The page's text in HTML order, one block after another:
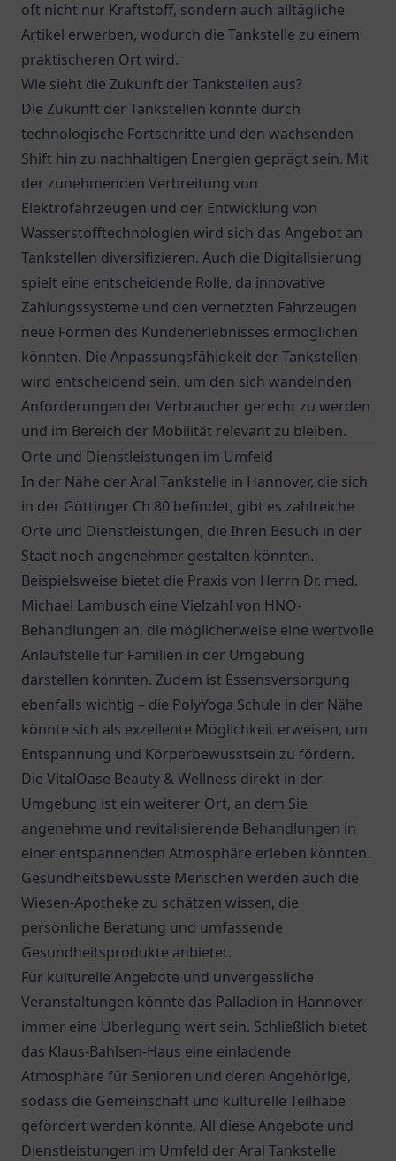
oft nicht nur Kraftstoff, sondern auch alltägliche
Artikel erwerben, wodurch die Tankstelle zu einem
praktischeren Ort wird.
Wie sieht die Zukunft der Tankstellen aus?
Die Zukunft der Tankstellen könnte durch
technologische Fortschritte und den wachsenden
Shift hin zu nachhaltigen Energien geprägt sein. Mit
der zunehmenden Verbreitung von
Elektrofahrzeugen und der Entwicklung von
Wasserstofftechnologien wird sich das Angebot an
Tankstellen diversifizieren. Auch die Digitalisierung
spielt eine entscheidende Rolle, da innovative
Zahlungssysteme und den vernetzten Fahrzeugen
neue Formen des Kundenerlebnisses ermöglichen
könnten. Die Anpassungsfähigkeit der Tankstellen
wird entscheidend sein, um den sich wandelnden
Anforderungen der Verbraucher gerecht zu werden
und im Bereich der Mobilität relevant zu bleiben.
Orte und Dienstleistungen im Umfeld
In der Nähe der Aral Tankstelle in Hannover, die sich
in der Göttinger Ch 80 befindet, gibt es zahlreiche
Orte und Dienstleistungen, die Ihren Besuch in der
Stadt noch angenehmer gestalten könnten.
Beispielsweise bietet die Praxis von Herrn Dr. med.
Michael Lambusch eine Vielzahl von HNO-
Behandlungen an, die möglicherweise eine wertvolle
Anlaufstelle für Familien in der Umgebung
darstellen könnten. Zudem ist Essensversorgung
ebenfalls wichtig – die PolyYoga Schule in der Nähe
könnte sich als exzellente Möglichkeit erweisen, um
Entspannung und Körperbewusstsein zu fördern.
Die VitalOase Beauty & Wellness direkt in der
Umgebung ist ein weiterer Ort, an dem Sie
angenehme und revitalisierende Behandlungen in
einer entspannenden Atmosphäre erleben könnten.
Gesundheitsbewusste Menschen werden auch die
Wiesen-Apotheke zu schätzen wissen, die
persönliche Beratung und umfassende
Gesundheitsprodukte anbietet.
Für kulturelle Angebote und unvergessliche
Veranstaltungen könnte das Palladion in Hannover
immer eine Überlegung wert sein. Schließlich bietet
das Klaus-Bahlsen-Haus eine einladende
Atmosphäre für Senioren und deren Angehörige,
sodass die Gemeinschaft und kulturelle Teilhabe
gefördert werden könnte. All diese Angebote und
Dienstleistungen im Umfeld der Aral Tankstelle